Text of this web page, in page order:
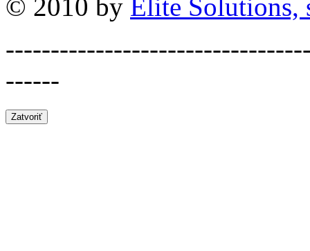
© 2010 by Elite Solutions,
------